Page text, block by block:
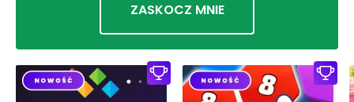
ZASKOCZ MNIE